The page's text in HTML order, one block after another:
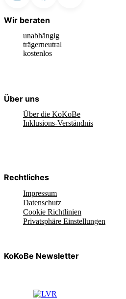
Wir beraten
unabhängig
trägerneutral
kostenlos
Über uns
Über die KoKoBe
Inklusions-Verständnis
Rechtliches
Impressum
Datenschutz
Cookie Richtlinien
Privatsphäre Einstellungen
KoKoBe Newsletter